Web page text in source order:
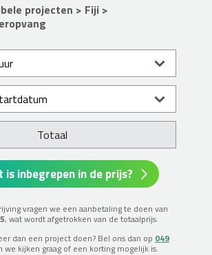
projecten > Fiji >
Totaal
is inbegrepen in de prijs?
vragen we een aanbetaling te doen van
, wat wordt afgetrokken van de totaalprijs.
dan een project doen? Bel ons dan op 049
we kijken graag of een korting mogelijk is.